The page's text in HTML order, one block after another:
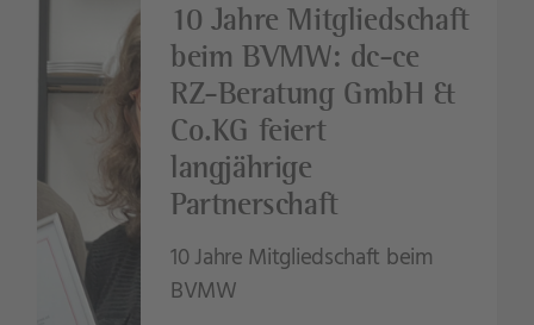
10 Jahre Mitgliedschaft
beim BVMW: dc-ce
RZ-Beratung GmbH &
Co.KG feiert
langjährige
Partnerschaft
10 Jahre Mitgliedschaft beim
BVMW